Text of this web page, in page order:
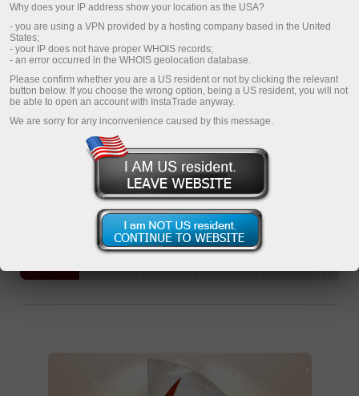
ความปลอดภัย, แนวทางต่อนวัตกรรม และบริการ แล้วข้อเสนอ
อันมากมาย
ลงทะเบียนบัญชีส่วนตัว
เปิดบัญชีเดโม่
2024 2023 2022
Why does your IP address show your location as the USA?
- you are using a VPN provided by a hosting company based in the United
States;
- your IP does not have proper WHOIS records;
- an error occurred in the WHOIS geolocation database.
Please confirm whether you are a US resident or not by clicking the relevant
button below. If you choose the wrong option, being a US resident, you will not
be able to open an account with InstaTrade anyway.
We are sorry for any inconvenience caused by this message.